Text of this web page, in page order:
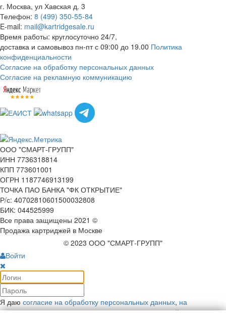
г. Москва, ул Хавская д. 3
Телефон: 8 (499) 350-55-84
E-mail: mail@kartridgesale.ru
Время работы: круглосуточно 24/7,
доставка и самовывоз пн-пт с 09:00 до 19.00 Политика
конфиденциальности
Согласие на обработку персональных данных
Согласие на рекламную коммуникацию
ООО "СМАРТ-ГРУПП"
ИНН 7736318814
КПП 773601001
ОГРН 1187746913199
ТОЧКА ПАО БАНКА "ФК ОТКРЫТИЕ"
Р/с: 40702810601500032808
БИК: 044525999
Все права защищены 2021 ©
Продажа картриджей в Москве
© 2023 ООО "СМАРТ-ГРУПП"
Войти
Я даю согласие на обработку персональных данных, на
рекламную коммуникациюи соглашаюсь сполитикой